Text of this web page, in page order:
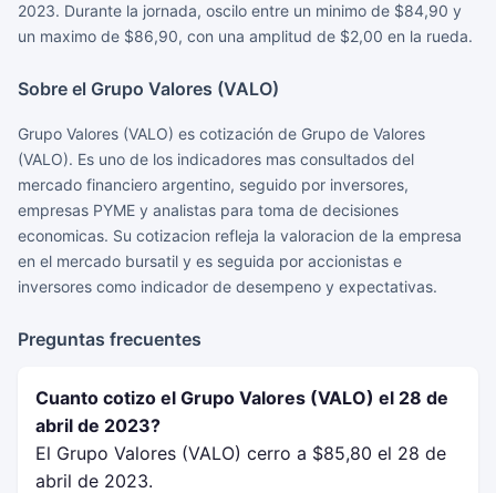
2023. Durante la jornada, oscilo entre un minimo de $84,90 y
un maximo de $86,90, con una amplitud de $2,00 en la rueda.
Sobre el Grupo Valores (VALO)
Grupo Valores (VALO) es cotización de Grupo de Valores
(VALO). Es uno de los indicadores mas consultados del
mercado financiero argentino, seguido por inversores,
empresas PYME y analistas para toma de decisiones
economicas. Su cotizacion refleja la valoracion de la empresa
en el mercado bursatil y es seguida por accionistas e
inversores como indicador de desempeno y expectativas.
Preguntas frecuentes
Cuanto cotizo el Grupo Valores (VALO) el 28 de
abril de 2023?
El Grupo Valores (VALO) cerro a $85,80 el 28 de
abril de 2023.